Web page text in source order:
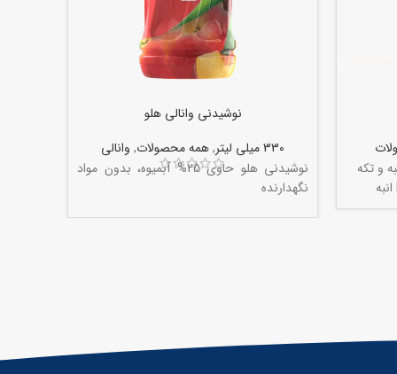
و تکه
نوشیدنی وانالی هلو
330 میلی لیتر
,همه محصولات, وانالی
نوشیدنی هلو حاوی 25% آبمیوه، بدون مواد
نگهدارنده